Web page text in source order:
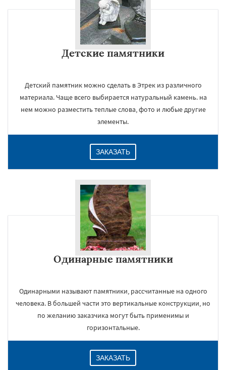
Детские памятники
Детский памятник можно сделать в Этрек из различного
материала. Чаще всего выбирается натуральный камень. на
нем можно разместить теплые слова, фото и любые другие
элементы.
ЗАКАЗАТЬ
Одинарные памятники
Одинарными называют памятники, рассчитанные на одного
человека. В большей части это вертикальные конструкции, но
по желанию заказчика могут быть применимы и
горизонтальные.
ЗАКАЗАТЬ